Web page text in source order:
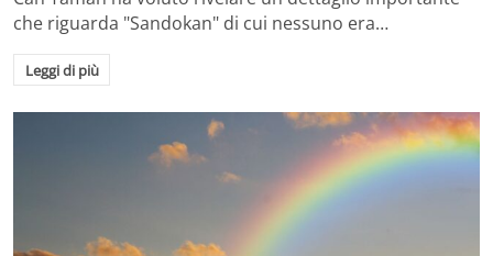
che riguarda "Sandokan" di cui nessuno era…
Leggi di più